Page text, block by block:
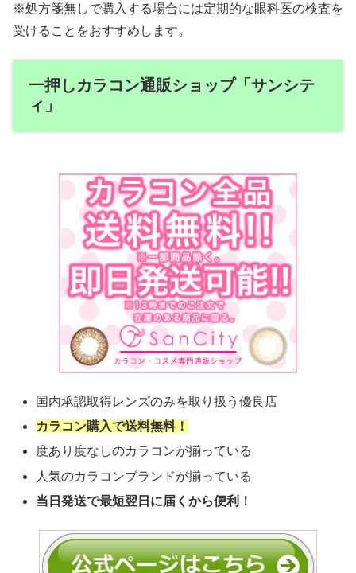
※処方箋無しで購入する場合には定期的な眼科医の検査を
受けることをおすすめします。
一押しカラコン通販ショップ「サンシテ
ィ」
国内承認取得レンズのみを取り扱う優良店
カラコン購入で送料無料！
度あり度なしのカラコンが揃っている
人気のカラコンブランドが揃っている
当日発送で最短翌日に届くから便利！